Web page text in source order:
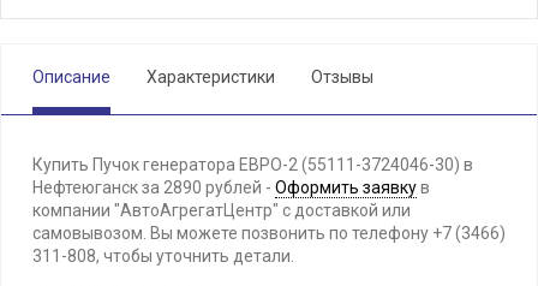
Описание Характеристики Отзывы
Купить Пучок генератора ЕВРО-2 (55111-3724046-30) в
Нефтеюганск за 2890 рублей - Оформить заявкув
компании "АвтоАгрегатЦентр" с доставкой или
самовывозом. Вы можете позвонить по телефону +7 (3466)
311-808, чтобы уточнить детали.